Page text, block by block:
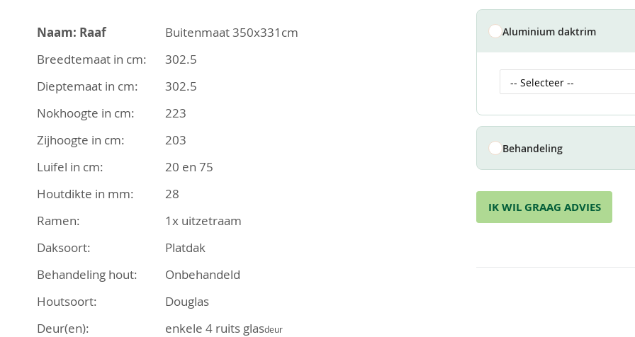
naar
het
begin
de
gallerij
Naam: Raaf
Buitenmaat 350x331cm
Breedtemaat in cm:
302.5
Dieptemaat in cm:
302.5
Nokhoogte in cm:
223
Zijhoogte in cm:
203
Luifel in cm:
20 en 75
Houtdikte in mm:
28
Ramen:
1x uitzetraam
Daksoort:
Platdak
Behandeling hout:
Onbehandeld
Houtsoort:
Douglas
Deur(en):
enkele 4 ruits glasdeur
Aluminium daktrim
Behandeling
IK WIL GRAAG ADVIES